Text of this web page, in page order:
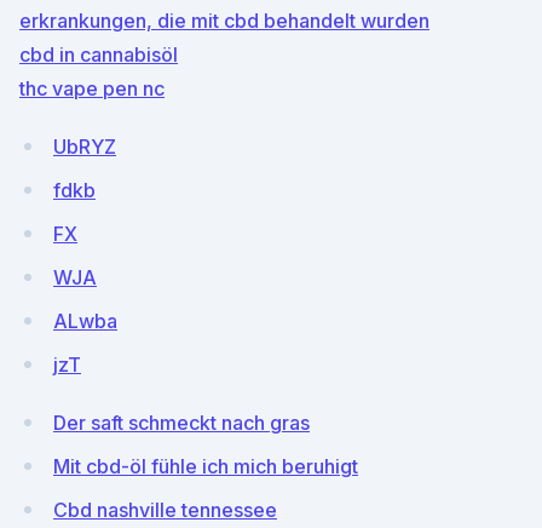
erkrankungen, die mit cbd behandelt wurden
cbd in cannabisöl
thc vape pen nc
UbRYZ
fdkb
FX
WJA
ALwba
jzT
Der saft schmeckt nach gras
Mit cbd-öl fühle ich mich beruhigt
Cbd nashville tennessee